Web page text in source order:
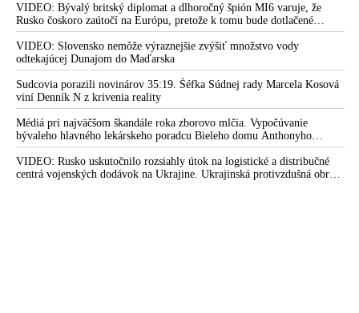
VIDEO: Bývalý britský diplomat a dlhoročný špión MI6 varuje, že
Rusko čoskoro zaútočí na Európu, pretože k tomu bude dotlačené
rovnako, ako bolo dotlačené k invázii na Ukrajinu v roku 2022.
Zelenskyj medzitým v Kyjeve naliehal na zhromaždených diplomatov,
aby vo svete zháňali energie pre Ukrajinu na zimu. Putin vraj bude
mobilizovať a vojna sa do zimy pravdepodobne neskončí
VIDEO: Slovensko nemôže výraznejšie zvýšiť množstvo vody
odtekajúcej Dunajom do Maďarska
Sudcovia porazili novinárov 35:19. Šéfka Súdnej rady Marcela Kosová
viní Denník N z krivenia reality
Médiá pri najväčšom škandále roka zborovo mlčia. Vypočúvanie
bývaleho hlavného lekárskeho poradcu Bieleho domu Anthonyho
Fauciho pred výborom amerického Senátu väčšina médií ignorovala
VIDEO: Rusko uskutočnilo rozsiahly útok na logistické a distribučné
centrá vojenských dodávok na Ukrajine. Ukrajinská protivzdušná obrana